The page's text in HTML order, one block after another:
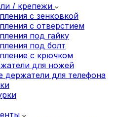
/ крепежи
с зенковкой
с отверстием
под гайку
под болт
с крючком
для ножей
держатели для телефона